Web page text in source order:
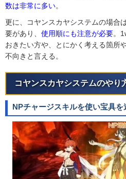
数は非常に多い。
更に、コヤンスカヤシステムの場合
要があり、 使用順にも注意が必要。
おきたい方や、とにかく考える箇所
不向きと言える。
コヤンスカヤシステムのやり
NPチャージスキルを使い宝具を